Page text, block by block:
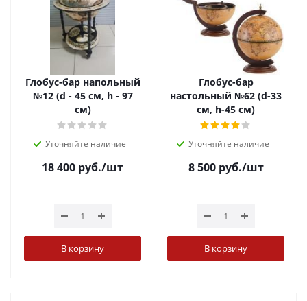
Глобус-бар напольный
№12 (d - 45 см, h - 97
см)
Уточняйте наличие
18 400 руб./шт
В корзину
Глобус-бар
настольный №62 (d-33
см, h-45 см)
Уточняйте наличие
8 500руб./шт
В корзину